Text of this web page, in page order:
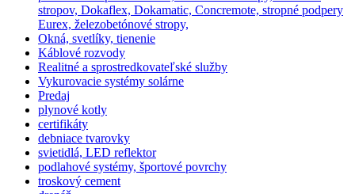
stropov, Dokaflex, Dokamatic, Concremote, stropné podpery
Eurex, železobetónové stropy,
Okná, svetlíky, tienenie
Káblové rozvody
Realitné a sprostredkovateľské služby
Vykurovacie systémy solárne
Predaj
plynové kotly
certifikáty
debniace tvarovky
svietidlá, LED reflektor
podlahové systémy, športové povrchy
troskový cement